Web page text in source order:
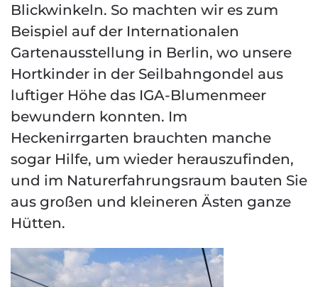
Blickwinkeln. So machten wir es zum
Beispiel auf der Internationalen
Gartenausstellung in Berlin, wo unsere
Hortkinder in der Seilbahngondel aus
luftiger Höhe das IGA-Blumenmeer
bewundern konnten. Im
Heckenirrgarten brauchten manche
sogar Hilfe, um wieder herauszufinden,
und im Naturerfahrungsraum bauten Sie
aus großen und kleineren Ästen ganze
Hütten.